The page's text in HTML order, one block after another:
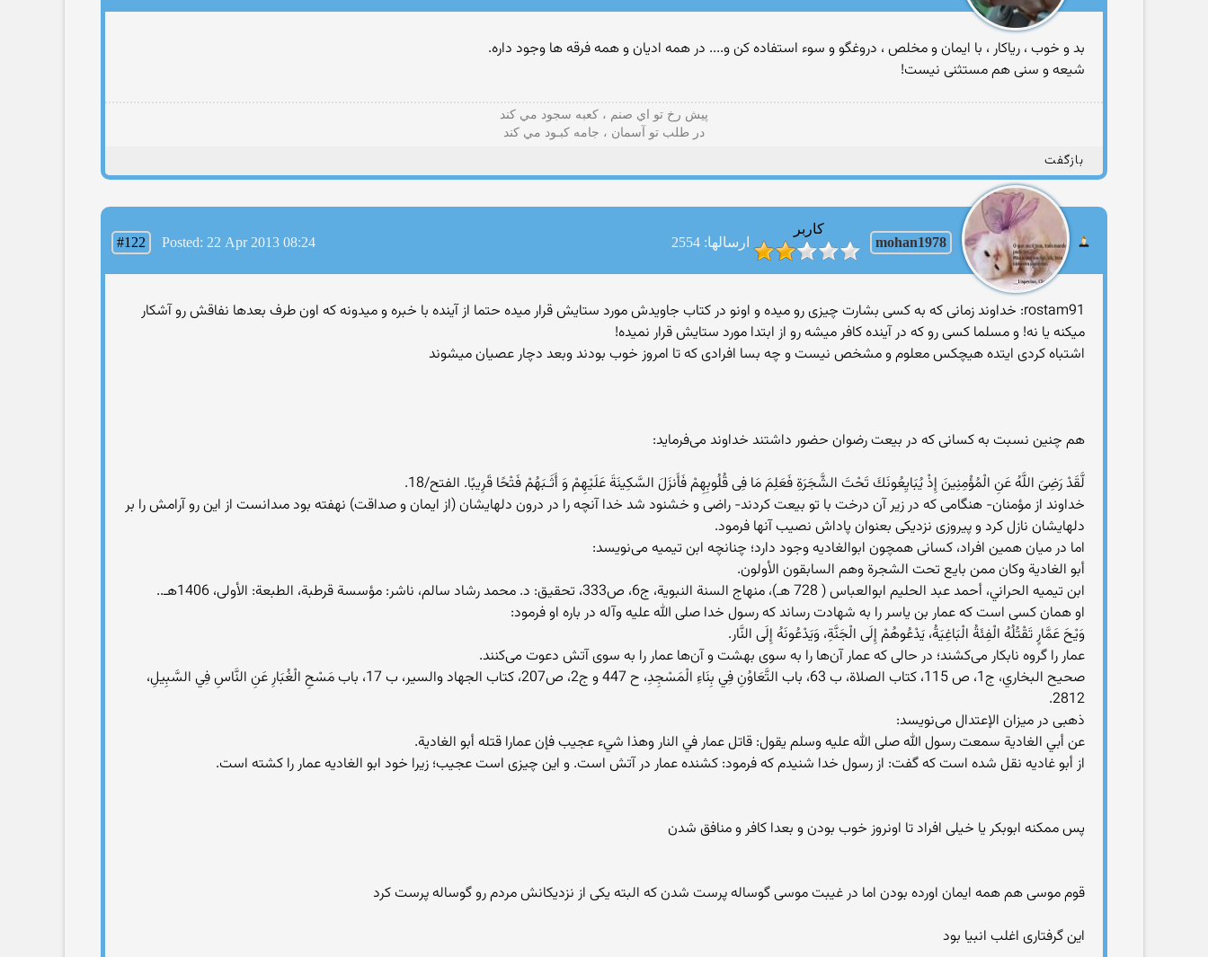
بد و خوب ، ریاکار ، با ایمان و مخلص ، دروغگو و سوء استفاده کن و.... در همه ادیان و همه فرقه ها وجود داره.
شیعه و سنی هم مستثنی نیست!
پيش رخ تو اي صنم ، کعبه سجود مي کند
در طلب تو آسمان ، جامه کبـود مي کند
بازگفت
mohan1978
کاربر
ارسالها: 2554
#122 Posted: 22 Apr 2013 08:24
rostam91: خداوند زمانی که به کسی بشارت چیزی رو میده و اونو در کتاب جاویدش مورد ستایش قرار میده حتما از آینده با خبره و میدونه که اون طرف بعدها نفاقش رو آشکار
میکنه یا نه! و مسلما کسی رو که در آینده کافر میشه رو از ابتدا مورد ستایش قرار نمیده!
اشتباه کردی ایتده هیچکس معلوم و مشخص نیست و چه بسا افرادی که تا امروز خوب بودند وبعد دچار عصیان میشوند
هم چنين نسبت به كسانى كه در بيعت رضوان حضور داشتند خداوند مى‌فرمايد:
لَّقَدْ رَضِىَ اللَّهُ عَنِ الْمُؤْمِنِينَ إِذْ يُبَايِعُونَكَ تَحْتَ الشَّجَرَةِ فَعَلِمَ مَا فِى قُلُوبِهِمْ فَأَنزَلَ السَّكِينَةَ عَلَيْهِمْ وَ أَثَـبَهُمْ فَتْحًا قَرِيبًا. الفتح/18.
خداوند از مؤمنان- هنگامى كه در زير آن درخت با تو بيعت كردند- راضى و خشنود شد خدا آنچه را در درون دلهايشان (از ايمان و صداقت) نهفته بود مى‏دانست از اين رو آرامش را بر
دلهايشان نازل كرد و پيروزى نزديكى بعنوان پاداش نصيب آنها فرمود.
اما در ميان همين افراد، كسانى همچون ابوالغاديه وجود دارد؛ چنانچه ابن تيميه مى‌نويسد:
أبو الغادية وكان ممن بايع تحت الشجرة وهم السابقون الأولون.
ابن تيميه الحراني، أحمد عبد الحليم ابوالعباس ( 728 هـ)، منهاج السنة النبوية، ج6، ص333، تحقيق: د. محمد رشاد سالم، ناشر: مؤسسة قرطبة، الطبعة: الأولى، 1406هـ..
او همان كسى است كه عمار بن ياسر را به شهادت رساند كه رسول خدا صلى الله عليه وآله در باره او فرمود:
وَيْحَ عَمَّارٍ تَقْتُلُهُ الْفِئَةُ الْبَاغِيَةُ، يَدْعُوهُمْ إِلَى الْجَنَّةِ، وَيَدْعُونَهُ إِلَى النَّار.
عمار را گروه نابكار مى‌كشند؛ در حالى كه عمار آن‌ها را به سوى بهشت و آن‌ها عمار را به سوى آتش دعوت مى‌كنند.
صحيح البخاري، ج1، ص 115، كتاب الصلاة، ب 63، باب التَّعَاوُنِ فِي بِنَاءِ الْمَسْجِدِ، ح 447 و ج2، ص207، كتاب الجهاد والسير، ب 17، باب مَسْحِ الْغُبَارِ عَنِ النَّاسِ فِي السَّبِيلِ،
2812.
ذهبى در ميزان الإعتدال مى‌نويسد:
عن أبي الغادية سمعت رسول الله صلى الله عليه وسلم يقول: قاتل عمار في النار وهذا شيء عجيب فإن عمارا قتله أبو الغادية.
از أبو غاديه نقل شده است كه گفت: از رسول خدا شنيدم كه فرمود: كشنده عمار در آتش است. و اين چيزى است عجيب؛ زيرا خود ابو الغاديه عمار را كشته است.
پس ممکنه ابوبکر یا خیلی افراد تا اونروز خوب بودن و بعدا کافر و منافق شدن
قوم موسی هم همه ایمان اورده بودن اما در غیبت موسی گوساله پرست شدن که البته یکی از نزدیکانش مردم رو گوساله پرست کرد
این گرفتاری اغلب انبیا بود